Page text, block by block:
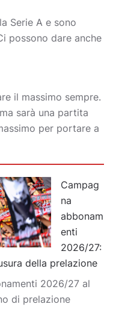
Serie A e sono
possono dare anche
il massimo sempre.
sarà una partita
per portare a
Campag
na
abbonam
enti
2026/27:
della prelazione
2026/27 al
di prelazione